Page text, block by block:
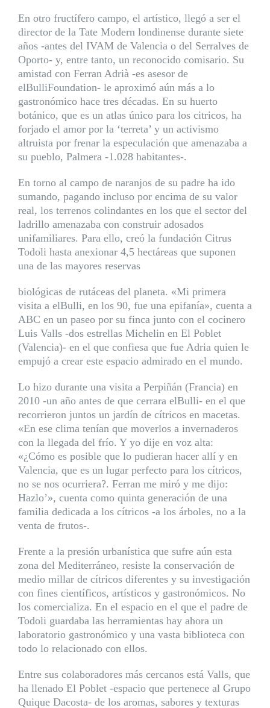
En otro fructífero campo, el artístico, llegó a ser el
director de la Tate Modern londinense durante siete
años -antes del IVAM de Valencia o del Serralves de
Oporto- y, entre tanto, un reconocido comisario. Su
amistad con Ferran Adrià -es asesor de
elBulliFoundation- le aproximó aún más a lo
gastronómico hace tres décadas. En su huerto
botánico, que es un atlas único para los citricos, ha
forjado el amor por la ‘terreta’ y un activismo
altruista por frenar la especulación que amenazaba a
su pueblo, Palmera -1.028 habitantes-.
En torno al campo de naranjos de su padre ha ido
sumando, pagando incluso por encima de su valor
real, los terrenos colindantes en los que el sector del
ladrillo amenazaba con construir adosados
unifamiliares. Para ello, creó la fundación Citrus
Todoli hasta anexionar 4,5 hectáreas que suponen
una de las mayores reservas
biológicas de rutáceas del planeta. «Mi primera
visita a elBulli, en los 90, fue una epifanía», cuenta a
ABC en un paseo por su finca junto con el cocinero
Luis Valls -dos estrellas Michelin en El Poblet
(Valencia)- en el que confiesa que fue Adria quien le
empujó a crear este espacio admirado en el mundo.
Lo hizo durante una visita a Perpiñán (Francia) en
2010 -un año antes de que cerrara elBulli- en el que
recorrieron juntos un jardín de cítricos en macetas.
«En ese clima tenían que moverlos a invernaderos
con la llegada del frío. Y yo dije en voz alta:
«¿Cómo es posible que lo pudieran hacer allí y en
Valencia, que es un lugar perfecto para los cítricos,
no se nos ocurriera?. Ferran me miró y me dijo:
Hazlo’», cuenta como quinta generación de una
familia dedicada a los cítricos -a los árboles, no a la
venta de frutos-.
Frente a la presión urbanística que sufre aún esta
zona del Mediterráneo, resiste la conservación de
medio millar de cítricos diferentes y su investigación
con fines científicos, artísticos y gastronómicos. No
los comercializa. En el espacio en el que el padre de
Todoli guardaba las herramientas hay ahora un
laboratorio gastronómico y una vasta biblioteca con
todo lo relacionado con ellos.
Entre sus colaboradores más cercanos está Valls, que
ha llenado El Poblet -espacio que pertenece al Grupo
Quique Dacosta- de los aromas, sabores y texturas